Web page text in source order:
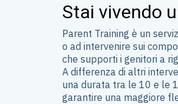
Stai vivendo
Parent Training è un
o ad intervenire sui
che supporti i genitori a
A differenza di altri
una durata tra le 10 e le
garantire una maggiore